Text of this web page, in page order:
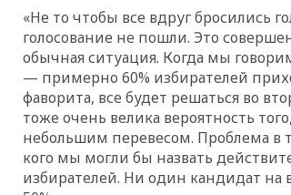
«Не то чтобы все вдруг бросились
голосование не пошли. Это
обычная ситуация. Когда мы
— примерно 60% избирателей
фаворита, все будет решаться во
тоже очень велика вероятность
небольшим перевесом. Проблема в
кого мы могли бы назвать
избирателей. Ни один кандидат на